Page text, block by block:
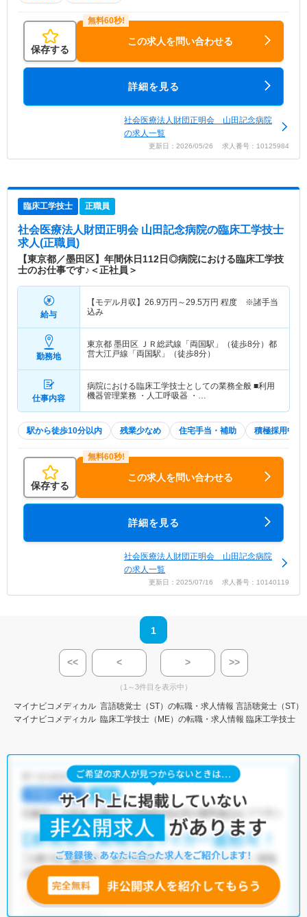
保存する
この求人を問い合わせる
詳細を見る
社会医療法人財団正明会 山田記念病院
の求人一覧
更新日：2026/05/26 求人番号：10125984
臨床工学技士 正職員
社会医療法人財団正明会 山田記念病院の臨床工学技士
求人(正職員)
【東京都／墨田区】年間休日112日◎病院における臨床工学技
士のお仕事です♪＜正社員＞
給与
【モデル月収】 26.9万円～29.5万円 程度 ※諸手当
込み
勤務地
東京都 墨田区
ＪＲ総武線「両国駅」（徒歩8分）都
営大江戸線「両国駅」（徒歩8分）
仕事内容
病院における臨床工学技士としての業務全般 ■利用
機器管理業務 ・人工呼吸器 ・…
駅から徒歩10分以内 残業少なめ 住宅手当・補助 積極採用中
保存する
この求人を問い合わせる
詳細を見る
社会医療法人財団正明会 山田記念病院
の求人一覧
更新日：2025/07/16 求人番号：10140119
1
<< < > >>
（1～3件目を表示中）
マイナビコメディカル 言語聴覚士（ST）の転職・求人情報 言語聴覚士（ST）
マイナビコメディカル 臨床工学技士（ME）の転職・求人情報 臨床工学技士（